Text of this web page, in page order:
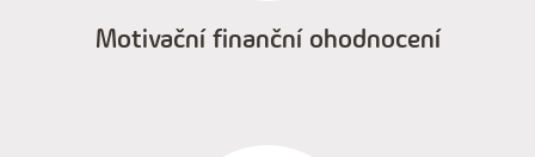
Motivační finanční ohodnocení